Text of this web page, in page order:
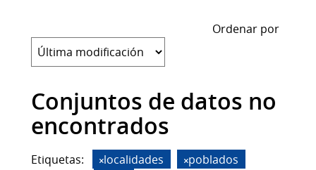
Ordenar por
Conjuntos de datos no
encontrados
Etiquetas: localidades
poblados